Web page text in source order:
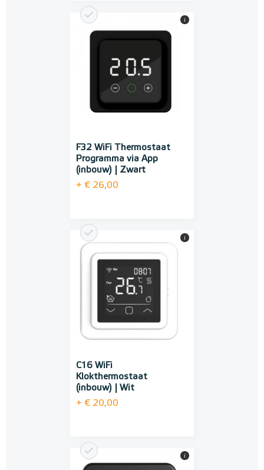
F32 WiFi Thermostaat
Programma via App
(inbouw) | Zwart
+ € 26,00
i
C16 WiFi
Klokthermostaat
(inbouw) | Wit
+ € 20,00
i
i